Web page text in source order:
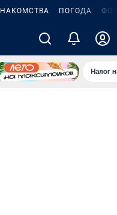
ПОГОДА
Налог